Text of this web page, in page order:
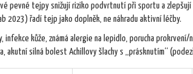
pevné tejpy snižují riziko podvrtnutí při sportu a
2023) řadí tejp jako doplněk, ne náhradu aktivní léčby.
infekce kůže, známá alergie na lepidlo, porucha
akutní silná bolest Achillovy šlachy s „prásknutím“